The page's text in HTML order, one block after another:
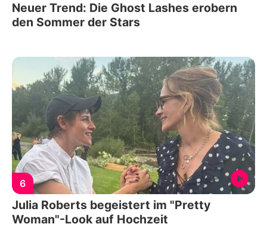
Neuer Trend: Die Ghost Lashes erobern
den Sommer der Stars
6
Julia Roberts begeistert im "Pretty
Woman"-Look auf Hochzeit